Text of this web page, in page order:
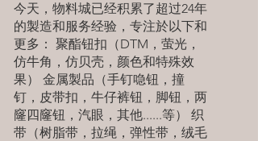
今天，物料城已经积累了超过24年
的製造和服务经验，专注於以下和
更多： 聚酯钮扣（DTM，萤光，
仿牛角，仿贝壳，颜色和特殊效
果） 金属製品（手钉喼钮，撞
钉，皮带扣，牛仔裤钮，脚钮，两
窿四窿钮，汽眼，其他......等） 织
带（树脂带，拉绳，弹性带，绒毛